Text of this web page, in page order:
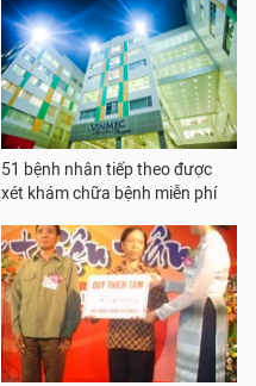
51 bệnh nhân tiếp theo được
xét khám chữa bệnh miễn phí